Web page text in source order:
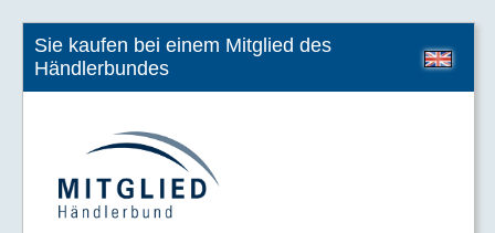
Sie kaufen bei einem Mitglied des
Händlerbundes